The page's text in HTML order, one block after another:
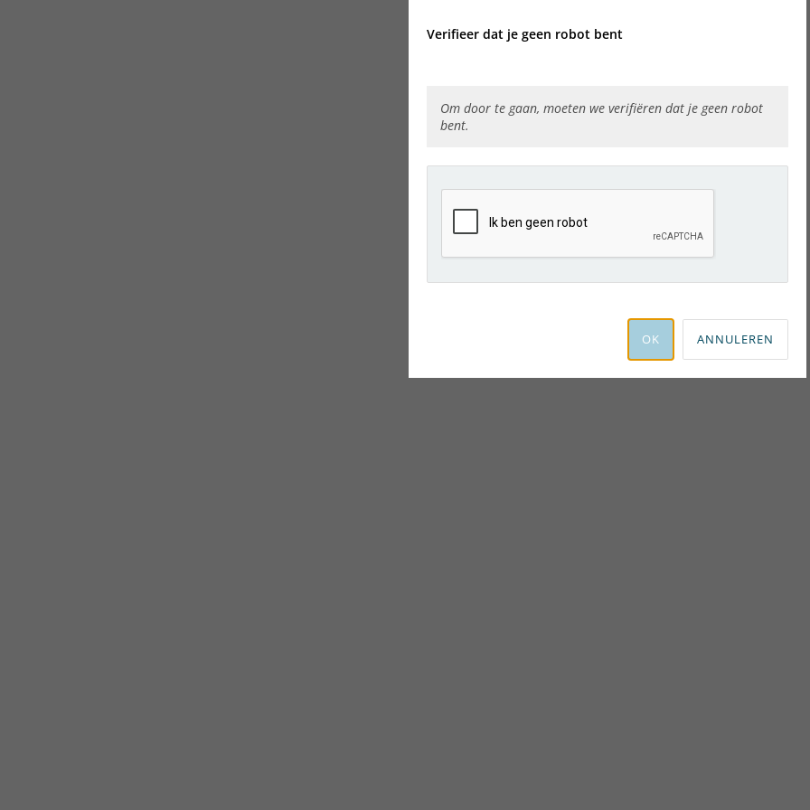
Verifieer dat je geen robot bent
Om door te gaan, moeten we verifiëren dat je geen robot
bent.
OK ANNULEREN